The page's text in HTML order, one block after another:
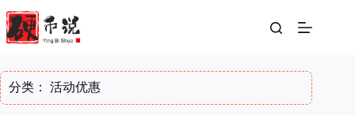
至
内
分类： 活动优惠